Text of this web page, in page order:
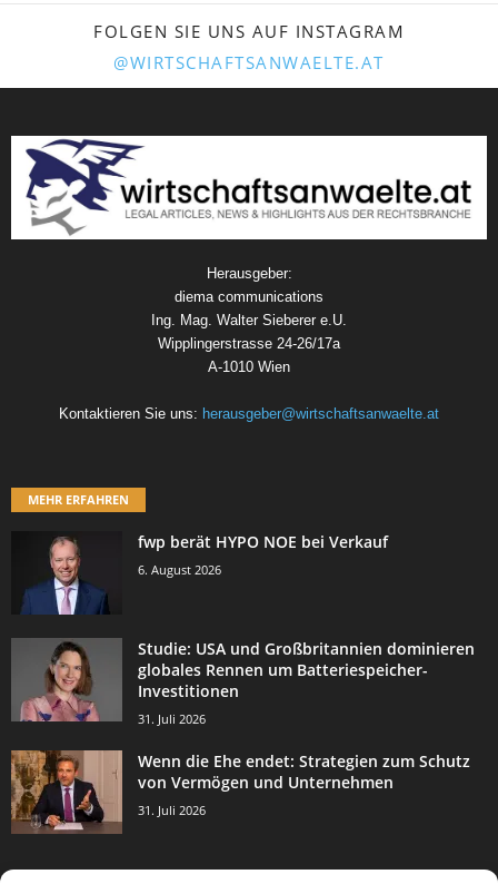
FOLGEN SIE UNS AUF INSTAGRAM
@WIRTSCHAFTSANWAELTE.AT
Herausgeber:
diema communications
Ing. Mag. Walter Sieberer e.U.
Wipplingerstrasse 24-26/17a
A-1010 Wien
Kontaktieren Sie uns: herausgeber@wirtschaftsanwaelte.at
MEHR ERFAHREN
fwp berät HYPO NOE bei Verkauf
6. August 2026
Studie: USA und Großbritannien dominieren
globales Rennen um Batteriespeicher-
Investitionen
31. Juli 2026
Wenn die Ehe endet: Strategien zum Schutz
von Vermögen und Unternehmen
31. Juli 2026